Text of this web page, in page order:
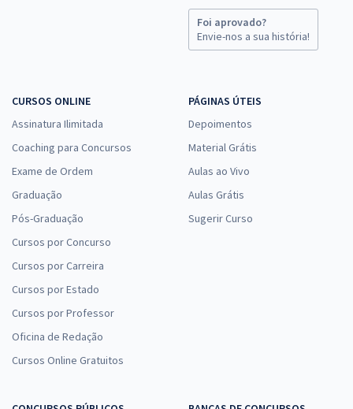
Foi aprovado?
Envie-nos a sua história!
CURSOS ONLINE
Assinatura Ilimitada
Coaching para Concursos
Exame de Ordem
Graduação
Pós-Graduação
Cursos por Concurso
Cursos por Carreira
Cursos por Estado
Cursos por Professor
Oficina de Redação
Cursos Online Gratuitos
PÁGINAS ÚTEIS
Depoimentos
Material Grátis
Aulas ao Vivo
Aulas Grátis
Sugerir Curso